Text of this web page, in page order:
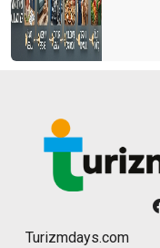
Turizmdays.com